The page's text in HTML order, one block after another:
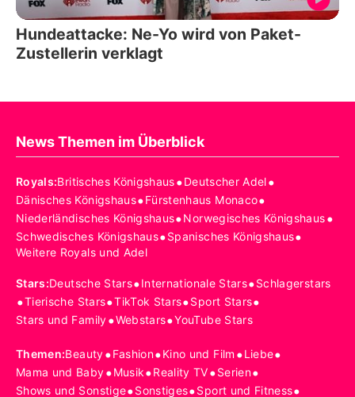
Hundeattacke: Ne-Yo wird von Paket-
Zustellerin verklagt
News Themen im Überblick
Royals:Britisches Königshaus•Deutscher Adel•
Dänisches Königshaus•Fürstenhaus Monaco•
Niederländisches Königshaus•Norwegisches Königshaus•
Schwedisches Königshaus•Spanisches Königshaus•
Weitere Royals und Adel
Stars:Deutsche Stars•Internationale Stars•Schlagerstars
•Tierische Stars•TikTok Stars•Sport Stars•
Stars und Family•Webstars•YouTube Stars
Themen:Beauty•Fashion•Kino und Film •Liebe•
Mama und Baby•Musik•Reality TV•Serien•
Shows und Sonstige•Sonstiges•Sport und Fitness•